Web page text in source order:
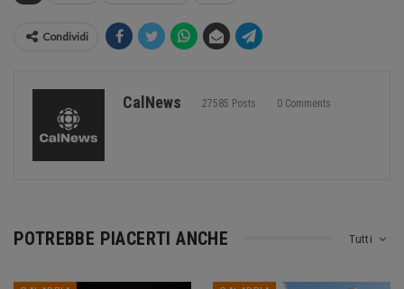
Condividi
CalNews 27585 Posts 0 Comments
Tutti
POTREBBE PIACERTI ANCHE